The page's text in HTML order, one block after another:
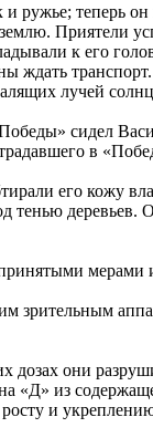
ружье; теперь
Приятели
к его
лучей
сидел
в
его кожу
тенью
зрительным
они
«Д» из
и